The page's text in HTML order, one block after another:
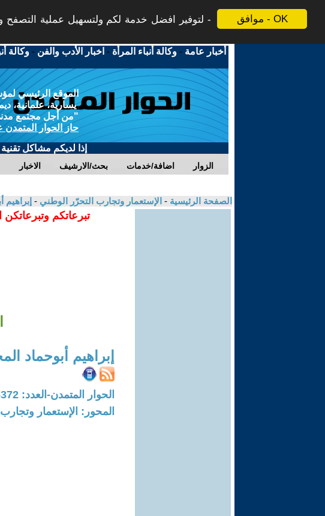
موافق - OK
لتوفير افضل خدمة لكم ولتسهيل عملية التصفح
أخبار عامة -وكالة أنباء المرأة - اخبار الأدب والفن -وكالة
الموقع الرئيسي
يسارية، علمانية،
"من أجل مجتمع
حاز الحوار المتمدن
إذا لديكم مشاكل
الاخبار بحث/الارشيف اضافة/خدمات الزوار
الصفحة الرئيسية - الإستعمار وتجارب التحرّر الوطني -
تبرعاتكم
إبراهيم أبوحماد
الحوار المتمدن-العدد: 6372 - 2019 / 10 / 7 - 03:58
المحور: الإستعمار